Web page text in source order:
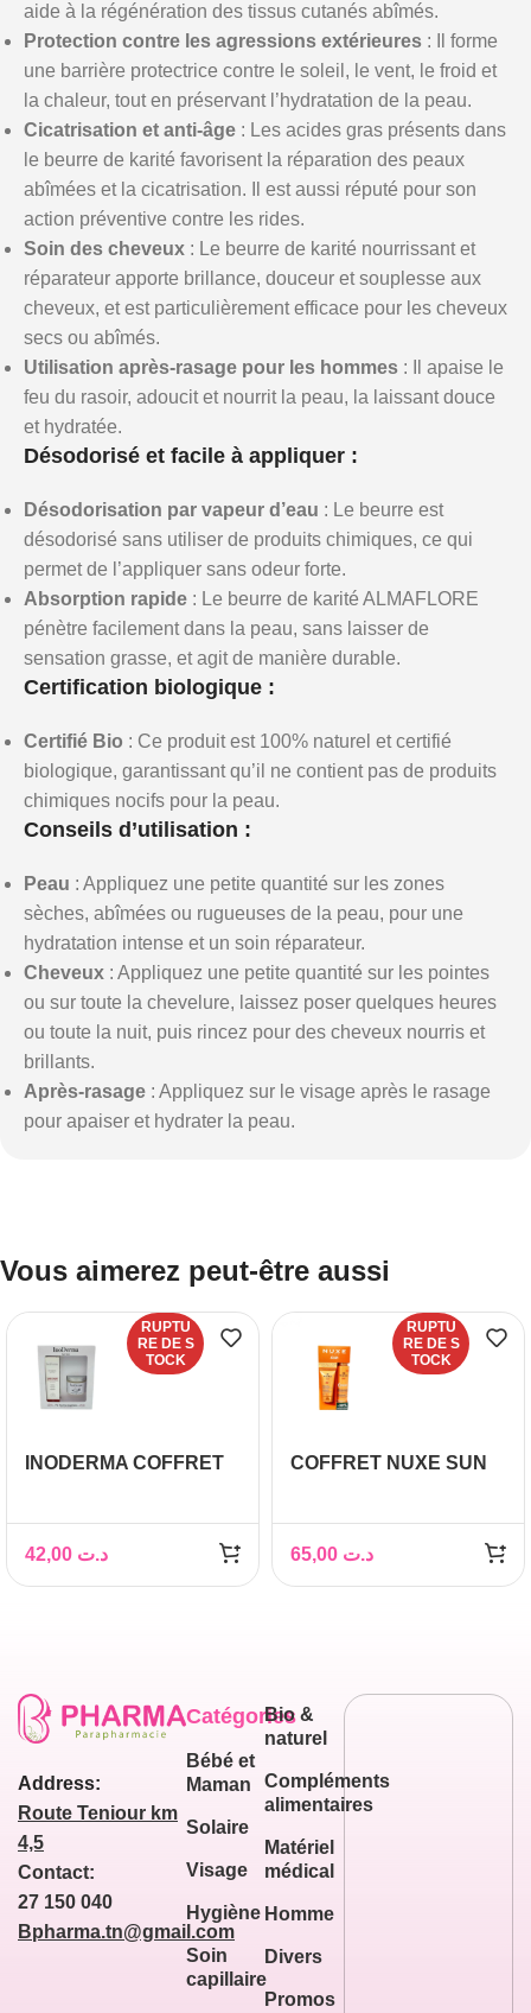
aide à la régénération des tissus cutanés abîmés.
Protection contre les agressions extérieures : Il forme
une barrière protectrice contre le soleil, le vent, le froid et
la chaleur, tout en préservant l’hydratation de la peau.
Cicatrisation et anti-âge : Les acides gras présents dans
le beurre de karité favorisent la réparation des peaux
abîmées et la cicatrisation. Il est aussi réputé pour son
action préventive contre les rides.
Soin des cheveux : Le beurre de karité nourrissant et
réparateur apporte brillance, douceur et souplesse aux
cheveux, et est particulièrement efficace pour les cheveux
secs ou abîmés.
Utilisation après-rasage pour les hommes : Il apaise le
feu du rasoir, adoucit et nourrit la peau, la laissant douce
et hydratée.
Désodorisé et facile à appliquer :
Désodorisation par vapeur d’eau : Le beurre est
désodorisé sans utiliser de produits chimiques, ce qui
permet de l’appliquer sans odeur forte.
Absorption rapide : Le beurre de karité ALMAFLORE
pénètre facilement dans la peau, sans laisser de
sensation grasse, et agit de manière durable.
Certification biologique :
Certifié Bio : Ce produit est 100% naturel et certifié
biologique, garantissant qu’il ne contient pas de produits
chimiques nocifs pour la peau.
Conseils d’utilisation :
Peau : Appliquez une petite quantité sur les zones
sèches, abîmées ou rugueuses de la peau, pour une
hydratation intense et un soin réparateur.
Cheveux : Appliquez une petite quantité sur les pointes
ou sur toute la chevelure, laissez poser quelques heures
ou toute la nuit, puis rincez pour des cheveux nourris et
brillants.
Après-rasage : Appliquez sur le visage après le rasage
pour apaiser et hydrater la peau.
Vous aimerez peut-être aussi
RUPTU
RE DE S
TOCK
INODERMA COFFRET
COCO 150G
د.ت
RUPTU
RE DE S
TOCK
COFFRET NUXE SUN
د.ت
Address:
Route Teniour km
4,5
Contact:
27 150 040
Bpharma.tn@gmail.com
Catégories
Bébé et
Maman
Solaire
Visage
Hygiène
Soin
capillaire
Bio &
naturel
Compléments
alimentaires
Matériel
médical
Homme
Divers
Promos